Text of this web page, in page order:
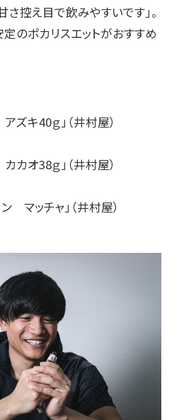
さ控え目で飲みやすいです」。
のポカリスエットがおすすめ
ズキ40ｇ」（井村屋）
カオ38ｇ」（井村屋）
マッチャ」（井村屋）